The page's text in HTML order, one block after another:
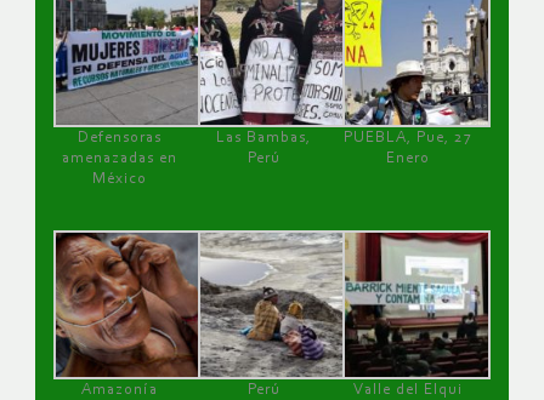
Defensoras
amenazadas en
México
Las Bambas,
Perú
PUEBLA, Pue, 27
Enero
Amazonía
Perú
Valle del Elqui